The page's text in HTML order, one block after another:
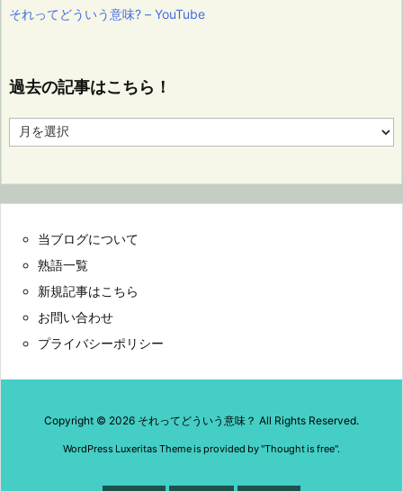
それってどういう意味? – YouTube
過去の記事はこちら！
去
ら！
当ブログについて
熟語一覧
新規記事はこちら
お問い合わせ
プライバシーポリシー
Copyright © 2026 それってどういう意味？ All Rights Reserved.
WordPress Luxeritas Theme is provided by "Thought is free".